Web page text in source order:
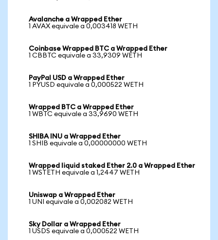
Avalanche a Wrapped Ether
1 AVAX equivale a 0,003418 WETH
Coinbase Wrapped BTC a Wrapped Ether
1 CBBTC equivale a 33,9309 WETH
PayPal USD a Wrapped Ether
1 PYUSD equivale a 0,000522 WETH
Wrapped BTC a Wrapped Ether
1 WBTC equivale a 33,9690 WETH
SHIBA INU a Wrapped Ether
1 SHIB equivale a 0,00000000 WETH
Wrapped liquid staked Ether 2.0 a Wrapped Ether
1 WSTETH equivale a 1,2447 WETH
Uniswap a Wrapped Ether
1 UNI equivale a 0,002082 WETH
Sky Dollar a Wrapped Ether
1 USDS equivale a 0,000522 WETH